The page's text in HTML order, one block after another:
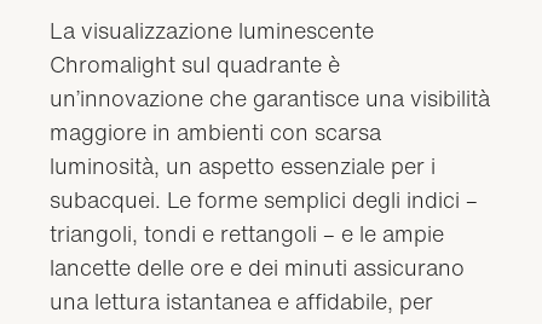
La visualizzazione luminescente
Chromalight sul quadrante è
un’innovazione che garantisce una visibilità
maggiore in ambienti con scarsa
luminosità, un aspetto essenziale per i
subacquei. Le forme semplici degli indici –
triangoli, tondi e rettangoli – e le ampie
lancette delle ore e dei minuti assicurano
una lettura istantanea e affidabile, per